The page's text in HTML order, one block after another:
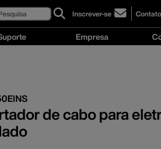
Inscrever-se
click
to
sign-
Contato
click
to
Empresa
de cabo para